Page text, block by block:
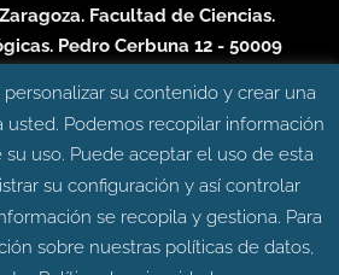
Facultad de Ciencias.
Pedro Cerbuna 12 - 50009
web:Intesiscon
su contenido y crear una
usted. Podemos recopilar información
uso. Puede aceptar el uso de esta
su configuración y así controlar
se recopila y gestiona. Para
sobre nuestras políticas de datos,